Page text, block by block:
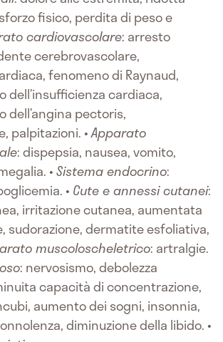
fisico, perdita di peso e
cardiovascolare: arresto
cerebrovascolare,
fenomeno di Raynaud,
dell’insufficienza cardiaca,
dell’angina pectoris,
palpitazioni. •Apparato
: dispepsia, nausea, vomito,
•Sistema endocrino:
• Cute e annessi cutanei:
irritazione cutanea, aumentata
sudorazione, dermatite esfoliativa,
muscoloscheletrico: artralgie.
: nervosismo, debolezza
capacità di concentrazione,
aumento dei sogni, insonnia,
diminuzione della libido. •